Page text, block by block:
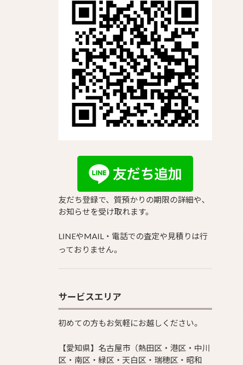
友だち登録で、質預かりの期限の詳細や、
お知らせを受け取れます。
LINEやMAIL・電話での査定や見積りは行
っておりません。
サービスエリア
初めての方もお気軽にお越しください。
【愛知県】名古屋市（熱田区・港区・中川
区・南区・緑区・天白区・瑞穂区・昭和